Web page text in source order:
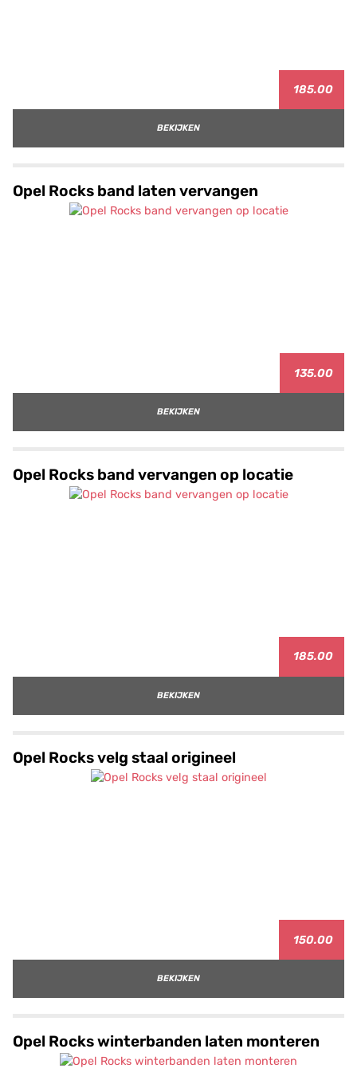
185.00
BEKIJKEN
Opel Rocks band laten vervangen
135.00
BEKIJKEN
Opel Rocks band vervangen op locatie
185.00
BEKIJKEN
Opel Rocks velg staal origineel
150.00
BEKIJKEN
Opel Rocks winterbanden laten monteren